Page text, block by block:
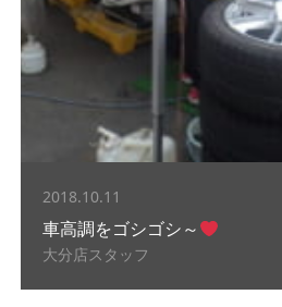
2018.10.11
車高調をゴシゴシ～
大分店スタッフ